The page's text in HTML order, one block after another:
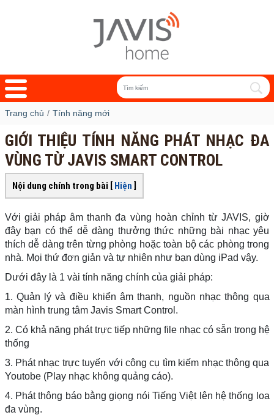
Trang chủ Tính năng mới
GIỚI THIỆU TÍNH NĂNG PHÁT NHẠC ĐA
VÙNG TỪ JAVIS SMART CONTROL
Nội dung chính trong bài [ Hiện ]
Với giải pháp âm thanh đa vùng hoàn chỉnh từ JAVIS, giờ
đây bạn có thể dễ dàng thưởng thức những bài nhạc yêu
thích dễ dàng trên từng phòng hoặc toàn bộ các phòng trong
nhà. Mọi thứ đơn giản và tự nhiên như bạn dùng iPad vậy.
Dưới đây là 1 vài tính năng chính của giải pháp:
1. Quản lý và điều khiển âm thanh, nguồn nhạc thông qua
màn hình trung tâm Javis Smart Control.
2. Có khả năng phát trực tiếp những file nhạc có sẵn trong hệ
thống
3. Phát nhạc trực tuyến với công cụ tìm kiếm nhạc thông qua
Youtobe (Play nhạc không quảng cáo).
4. Phát thông báo bằng giọng nói Tiếng Việt lên hệ thống loa
đa vùng.